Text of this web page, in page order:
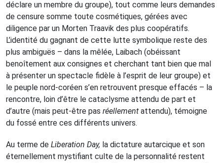
déclare un membre du groupe), tout comme leurs demandes
de censure somme toute cosmétiques, gérées avec
diligence par un Morten Traavik des plus coopératifs.
L’identité du gagnant de cette lutte symbolique reste des
plus ambiguës – dans la mêlée, Laibach (obéissant
benoîtement aux consignes et cherchant tant bien que mal
à présenter un spectacle fidèle à l’esprit de leur groupe) et
le peuple nord-coréen s’en retrouvent presque effacés – la
rencontre, loin d’être le cataclysme attendu de part et
d’autre (mais peut-être pas réellement attendu), témoigne
du fossé entre ces différents univers.
Au terme de Liberation Day, la dictature autarcique et son
éternellement mystifiant culte de la personnalité restent